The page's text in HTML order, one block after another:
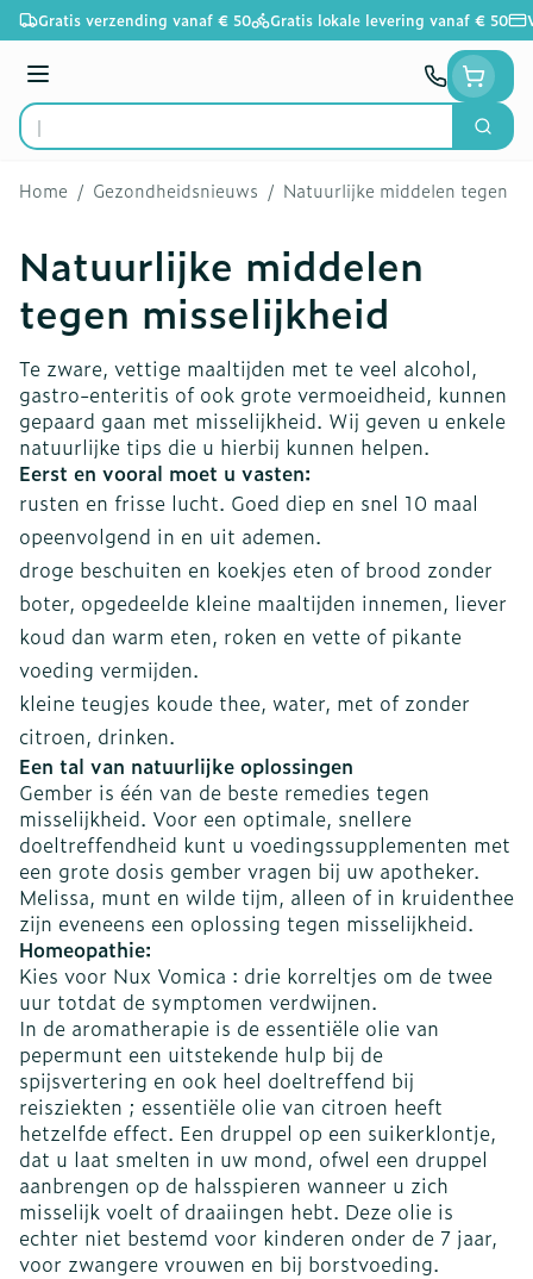
Ga naar de inhoud
Gratis verzending vanaf € 50 Gratis lokale levering vanaf € 50
Menu
Product, merk, categorie...
Zoek
Home / Gezondheidsnieuws / Natuurlijke middelen tegen
Natuurlijke middelen
tegen misselijkheid
Te zware, vettige maaltijden met te veel alcohol,
gastro-enteritis of ook grote vermoeidheid, kunnen
gepaard gaan met misselijkheid. Wij geven u enkele
natuurlijke tips die u hierbij kunnen helpen.
Eerst en vooral moet u vasten:
rusten en frisse lucht. Goed diep en snel 10 maal
opeenvolgend in en uit ademen.
droge beschuiten en koekjes eten of brood zonder
boter, opgedeelde kleine maaltijden innemen, liever
koud dan warm eten, roken en vette of pikante
voeding vermijden.
kleine teugjes koude thee, water, met of zonder
citroen, drinken.
Een tal van natuurlijke oplossingen
Gember is één van de beste remedies tegen
misselijkheid. Voor een optimale, snellere
doeltreffendheid kunt u voedingssupplementen met
een grote dosis gember vragen bij uw apotheker.
Melissa, munt en wilde tijm, alleen of in kruidenthee
zijn eveneens een oplossing tegen misselijkheid.
Homeopathie:
Kies voor Nux Vomica : drie korreltjes om de twee
uur totdat de symptomen verdwijnen.
In de aromatherapie is de essentiële olie van
pepermunt een uitstekende hulp bij de
spijsvertering en ook heel doeltreffend bij
reisziekten ; essentiële olie van citroen heeft
hetzelfde effect. Een druppel op een suikerklontje,
dat u laat smelten in uw mond, ofwel een druppel
aanbrengen op de halsspieren wanneer u zich
misselijk voelt of draaiingen hebt. Deze olie is
echter niet bestemd voor kinderen onder de 7 jaar,
voor zwangere vrouwen en bij borstvoeding.